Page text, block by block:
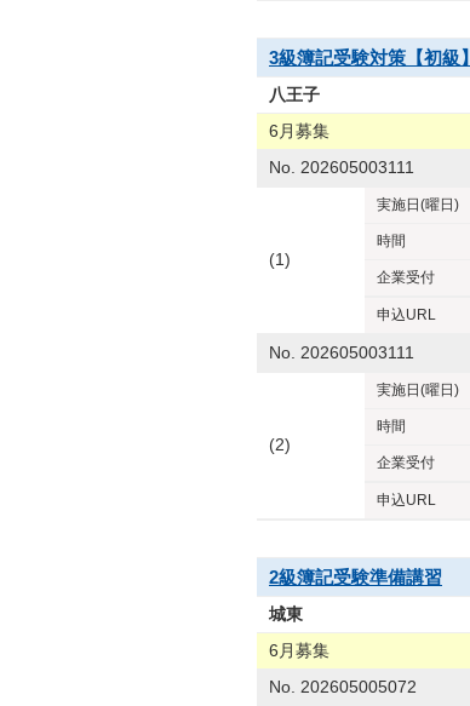
3級簿記受験対策【初級】
八王子
6月募集
No. 202605003111
(1)
実施日 (曜日)
時間
企業受付
申込URL
No. 202605003111
(2)
実施日 (曜日)
時間
企業受付
申込URL
2級簿記受験準備講習
城東
6月募集
No. 202605005072